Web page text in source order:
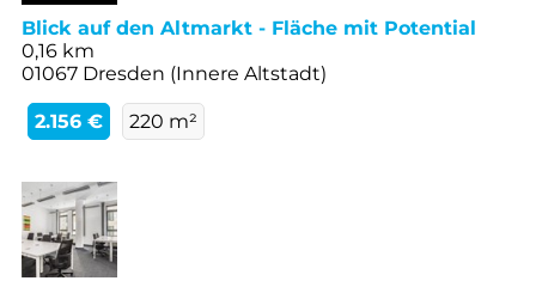
Blick auf den Altmarkt - Fläche mit Potential
0,16 km
01067 Dresden (Innere Altstadt)
2.156 € 220 m²